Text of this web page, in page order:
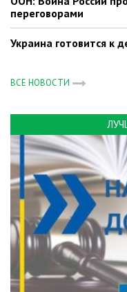
переговорами
Украина готовится к
ВСЕ НОВОСТИ